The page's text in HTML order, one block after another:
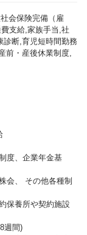
会保険完備（雇
支給,家族手当,社
診断,育児短時間勤務
前・産後休業制度,
度、企業年金基
会、 その他各種制
保養所や契約施設
週間)